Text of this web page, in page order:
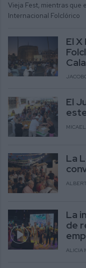
Vieja Fest, mientras que
Internacional Folclórico
El
El
La
La
de
ALICIA